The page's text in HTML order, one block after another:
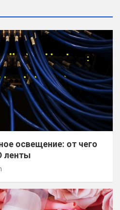
освещение: от чего
ленты